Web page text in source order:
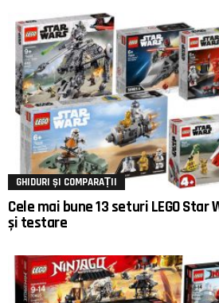
GHIDURI ȘI COMPARAȚII
Cele mai bune 13 seturi LEGO Star
și testare